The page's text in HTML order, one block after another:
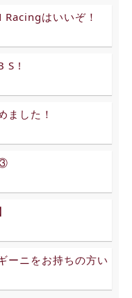
Racingはいいぞ！
S !
ました！
ーニをお持ちの方い